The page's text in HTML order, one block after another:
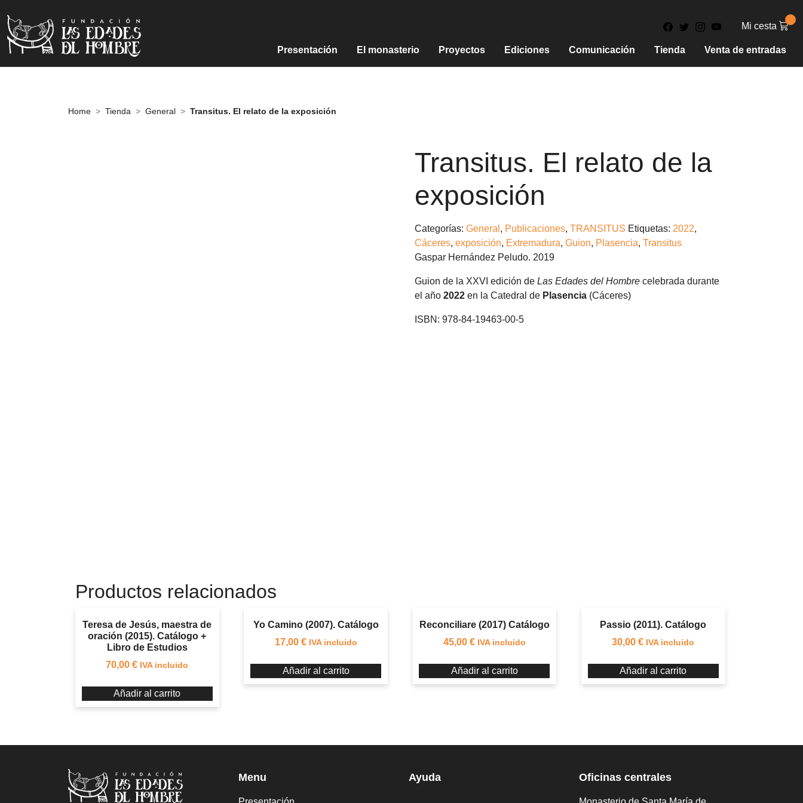
Mi cesta
Presentación El monasterio Proyectos Ediciones Comunicación Tienda Venta de entradas
Home Tienda General Transitus. El relato de la exposición
Transitus. El relato de la
exposición
Categorías: General , Publicaciones, TRANSITUS Etiquetas: 2022,
Cáceres, exposición, Extremadura, Guion, Plasencia, Transitus
Gaspar Hernández Peludo. 2019
Guion de la XXVI edición deLas Edades del Hombre celebrada durante
el año 2022en la Catedral de Plasencia(Cáceres)
ISBN: 978-84-19463-00-5
Productos relacionados
Teresa de Jesús, maestra de
oración (2015). Catálogo +
Libro de Estudios
70,00€ IVA incluido
Añadir al carrito
Yo Camino (2007). Catálogo
17,00 € IVA incluido
Añadir al carrito
Reconciliare (2017) Catálogo
45,00 € IVA incluido
Añadir al carrito
Passio (2011). Catálogo
30,00€ IVA incluido
Añadir al carrito
Menu Ayuda Oficinas centrales